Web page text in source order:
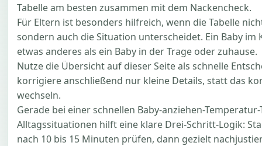
Tabelle am besten zusammen mit dem Nackencheck.
Für Eltern ist besonders hilfreich, wenn die Tabelle
sondern auch die Situation unterscheidet. Ein Baby
etwas anderes als ein Baby in der Trage oder zuhause.
Nutze die Übersicht auf dieser Seite als schnelle
korrigiere anschließend nur kleine Details, statt das
wechseln.
Gerade bei einer schnellen Baby-anziehen-
Alltagssituationen hilft eine klare Drei-Schritt-Logik:
nach 10 bis 15 Minuten prüfen, dann gezielt